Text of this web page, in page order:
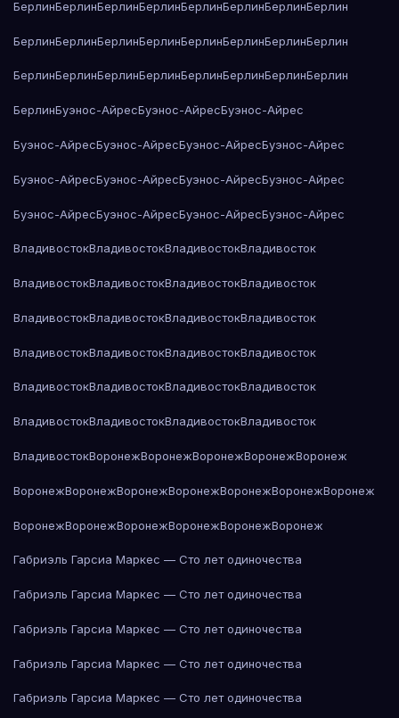
БерлинБерлинБерлинБерлинБерлинБерлинБерлинБерлин
БерлинБерлинБерлинБерлинБерлинБерлинБерлинБерлин
БерлинБерлинБерлинБерлинБерлинБерлинБерлинБерлин
БерлинБуэнос-АйресБуэнос-АйресБуэнос-Айрес
Буэнос-АйресБуэнос-АйресБуэнос-АйресБуэнос-Айрес
Буэнос-АйресБуэнос-АйресБуэнос-АйресБуэнос-Айрес
Буэнос-АйресБуэнос-АйресБуэнос-АйресБуэнос-Айрес
ВладивостокВладивостокВладивостокВладивосток
ВладивостокВладивостокВладивостокВладивосток
ВладивостокВладивостокВладивостокВладивосток
ВладивостокВладивостокВладивостокВладивосток
ВладивостокВладивостокВладивостокВладивосток
ВладивостокВладивостокВладивостокВладивосток
ВладивостокВоронежВоронежВоронежВоронежВоронеж
ВоронежВоронежВоронежВоронежВоронежВоронежВоронеж
ВоронежВоронежВоронежВоронежВоронежВоронеж
Габриэль Гарсиа Маркес — Сто лет одиночества
Габриэль Гарсиа Маркес — Сто лет одиночества
Габриэль Гарсиа Маркес — Сто лет одиночества
Габриэль Гарсиа Маркес — Сто лет одиночества
Габриэль Гарсиа Маркес — Сто лет одиночества